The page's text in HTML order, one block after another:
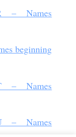
– Names
beginning
– Names
– Names